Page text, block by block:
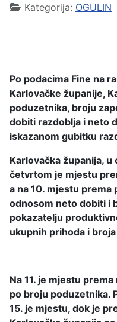
Kategorija: OGULIN
Po podacima Fine na
Karlovačke županije,
poduzetnika, broju
dobiti razdoblja i neto
iskazanom gubitku
Karlovačka županija,
četvrtom je mjestu
a na 10. mjestu
odnosom neto dobiti i
pokazatelju
ukupnih prihoda i
Na 11. je mjestu
po broju poduzetnika.
15. je mjestu, dok je